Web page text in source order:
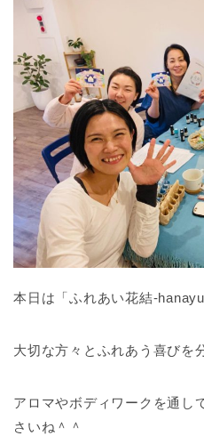
本日は「ふれあい花結-
大切な方々とふれあう喜びを
アロマやボディワークを通し
さいね＾＾